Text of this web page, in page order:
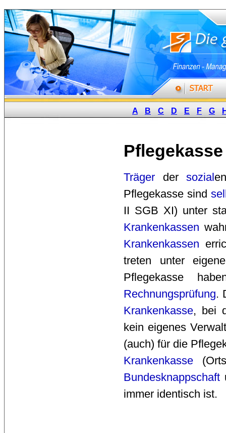
A B C D E F G
Pflegekasse
Träger der sozial
Pflegekasse sind
II SGB XI) unter
Krankenkassen
Krankenkassen
treten unter
Pflegekasse
Rechnungsprüfung.
Krankenkasse, bei
kein eigenes
(auch) für die
Krankenkasse
Bundesknappschaft
immer identisch ist.